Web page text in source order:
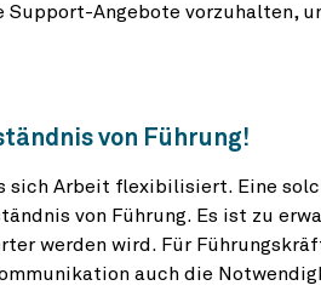
Angebote vorzuhalten,
von Führung!
sich Arbeit flexibilisiert. Eine
von Führung. Es ist zu
werden wird. Für
auch die